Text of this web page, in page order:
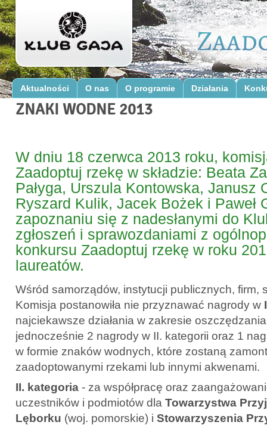
Aktualności O nas O programie Działania
ZNAKI WODNE 2013
W dniu 18 czerwca 2013 roku,
Zaadoptuj rzekę w składzie: Beata
Pałyga, Urszula Kontowska, Janusz
Ryszard Kulik, Jacek Bożek i Paweł
zapoznaniu się z nadesłanymi do
zgłoszeń i sprawozdaniami z
konkursu Zaadoptuj rzekę w roku
laureatów.
Wśród samorządów, instytucji publicznych, firm,
Komisja postanowiła nie przyznawać nagrody w
najciekawsze działania w zakresie
jednocześnie 2 nagrody w II. kategorii oraz 1
w formie znaków wodnych, które zostaną
zaadoptowanymi rzekami lub innymi akwenami.
II. kategoria - za współpracę oraz
uczestników i podmiotów dla Towarzystwa
Lęborku (woj. pomorskie) i Stowarzyszenia